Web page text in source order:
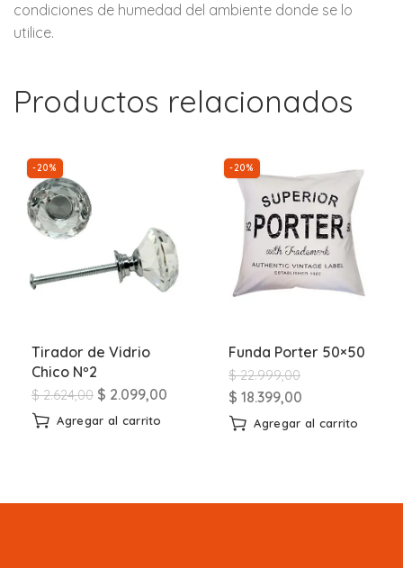
condiciones de humedad del ambiente donde se lo
utilice.
Productos relacionados
-20%
Tirador de Vidrio
Chico Nº2
$2.624,00 $ 2.099,00
Agregar al carrito
-20%
Funda Porter 50×50
$22.999,00
$ 18.399,00
Agregar al carrito